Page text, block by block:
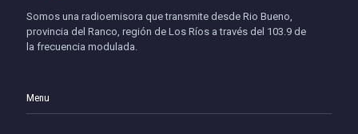
Somos una radioemisora que transmite desde Rio Bueno,
provincia del Ranco, región de Los Ríos a través del 103.9 de
la frecuencia modulada.
Menu